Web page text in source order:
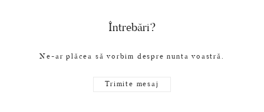
Întrebări?
Ne-ar plăcea să vorbim despre nunta voastră.
Trimite mesaj